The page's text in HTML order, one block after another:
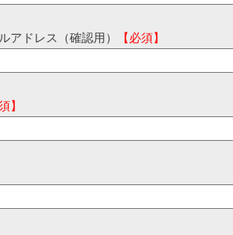
アドレス（確認用） 【必須】
】